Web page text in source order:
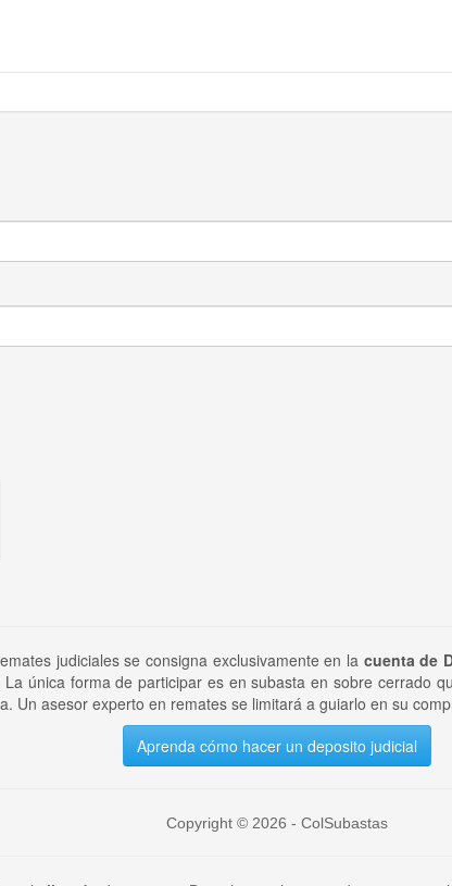
judiciales se consigna exclusivamente en lacuenta de
única forma de participar es en subasta en sobre cerrado
Un asesor experto en remates se limitará a guiarlo en su
Aprenda cómo hacer un deposito judicial
Copyright © 2026 - ColSubastas